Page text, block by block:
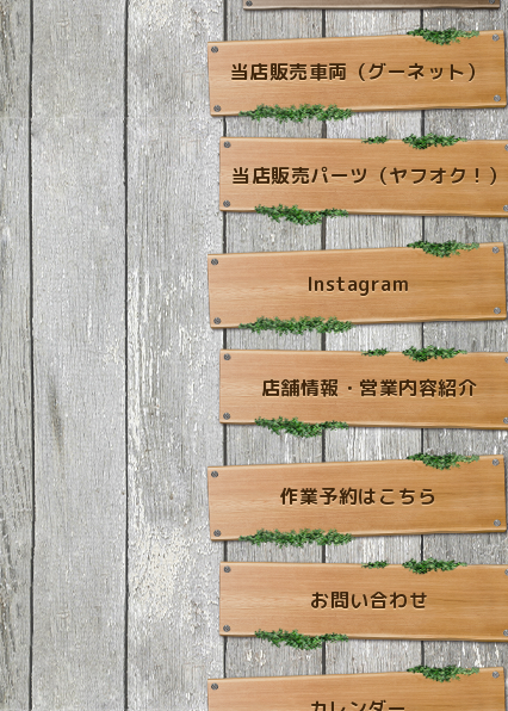
当店販売車両（グーネット）
当店販売パーツ（ヤフオク！）
Instagram
店舗情報・営業内容紹介
作業予約はこちら
お問い合わせ